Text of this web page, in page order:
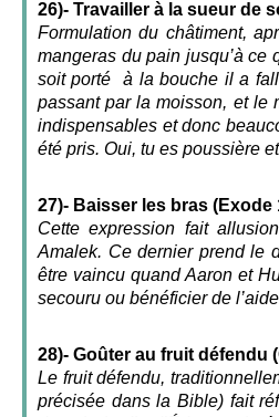
26)- Travailler à la sueur de
Formulation du châtiment,
mangeras du pain jusqu’à
soit porté à la bouche il a
passant par la moisson, et le
indispensables et donc
été pris. Oui, tu es poussière
27)- Baisser les bras (Exode
Cette expression fait
Amalek. Ce dernier prend le
être vaincu quand Aaron et
secouru ou bénéficier de
28)- Goûter au fruit défendu
Le fruit défendu,
précisée dans la Bible) fait